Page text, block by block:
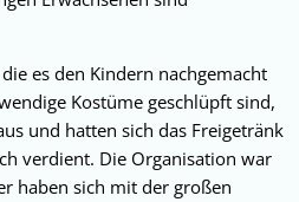
es den Kindern nachgemacht
Kostüme geschlüpft sind,
und hatten sich das Freigetränk
verdient. Die Organisation war
haben sich mit der großen